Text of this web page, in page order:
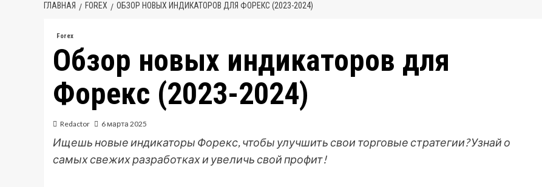
ГЛАВНАЯ FOREX ОБЗОР НОВЫХ ИНДИКАТОРОВ ДЛЯ ФОРЕКС (2023-2024)
Forex
Обзор новых индикаторов для
Форекс (2023-2024)
Redactor 6 марта 2025
Ищешь новые индикаторы Форекс, чтобы улучшить свои торговые стратегии? Узнай о
самых свежих разработках и увеличь свой профит!